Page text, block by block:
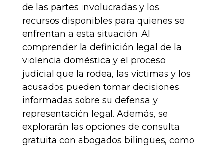
de las partes involucradas y los
recursos disponibles para quienes se
enfrentan a esta situación. Al
comprender la definición legal de la
violencia doméstica y el proceso
judicial que la rodea, las víctimas y los
acusados pueden tomar decisiones
informadas sobre su defensa y
representación legal. Además, se
explorarán las opciones de consulta
gratuita con abogados bilingües, como